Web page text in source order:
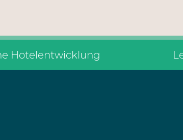
Hotelentwicklung